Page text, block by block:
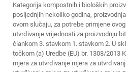
Kategorija kompostnih i bioloških
posljednjih nekoliko godina,
ovom slučaju, za potrebe primjene
utvrđivanje vrijednosti za proizvodnju
člankom 3. stavkom 1. stavkom 2. U
točkom (a) Uredbe (EU) br. 1308/2013
mjera za utvrđivanje mjera za